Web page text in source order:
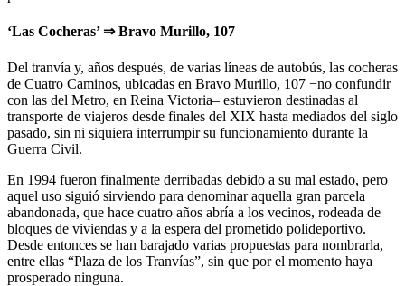
‘Las Cocheras’ ⇒ Bravo Murillo, 107
Del tranvía y, años después, de varias líneas de autobús, las cocheras
de Cuatro Caminos, ubicadas en Bravo Murillo, 107 −no confundir
con las del Metro, en Reina Victoria– estuvieron destinadas al
transporte de viajeros desde finales del XIX hasta mediados del siglo
pasado, sin ni siquiera interrumpir su funcionamiento durante la
Guerra Civil.
En 1994 fueron finalmente derribadas debido a su mal estado, pero
aquel uso siguió sirviendo para denominar aquella gran parcela
abandonada, que hace cuatro años abría a los vecinos, rodeada de
bloques de viviendas y a la espera del prometido polideportivo.
Desde entonces se han barajado varias propuestas para nombrarla,
entre ellas “Plaza de los Tranvías”, sin que por el momento haya
prosperado ninguna.